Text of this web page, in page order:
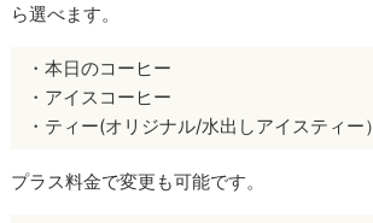
ら選べます。
・本日のコーヒー
・アイスコーヒー
・ティー(オリジナル/水出しアイスティー）
プラス料金で変更も可能です。